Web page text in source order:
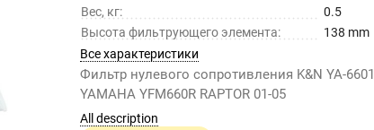
Вес, кг:
0.5
Высота фильтрующего элемента:
138 mm
Все характеристики
Фильтр нулевого сопротивления K&N YA-6601
YAMAHA YFM660R RAPTOR 01-05
All description